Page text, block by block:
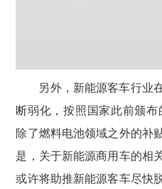
另外，新能源客车行业
断弱化，按照国家此前颁
除了燃料电池领域之外的补
是，关于新能源商用车的相
或许将助推新能源客车尽快